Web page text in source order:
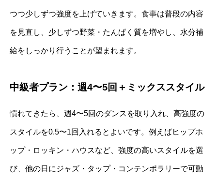
つつ少しずつ強度を上げていきます。食事は普段の内容
を見直し、少しずつ野菜・たんぱく質を増やし、水分補
給をしっかり行うことが望まれます。
中級者プラン：週4〜5回＋ミックススタイル
慣れてきたら、週4〜5回のダンスを取り入れ、高強度の
スタイルを0.5〜1回入れるとよいです。例えばヒップホ
ップ・ロッキン・ハウスなど、強度の高いスタイルを選
び、他の日にジャズ・タップ・コンテンポラリーで可動